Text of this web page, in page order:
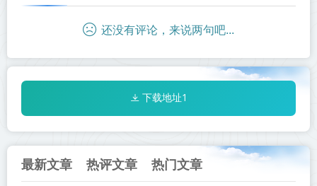
还没有评论，来说两句吧...
下载地址1
最新文章 热评文章 热门文章